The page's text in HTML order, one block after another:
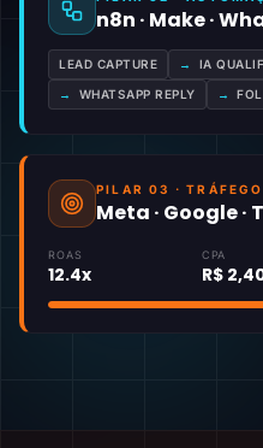
n8n · Make ·
LEAD CAPTURE → IA
→ WHATSAPP REPLY →
PILAR 03 · TRÁFEGO
Meta · Google ·
ROAS
12.4x
CPA
R$